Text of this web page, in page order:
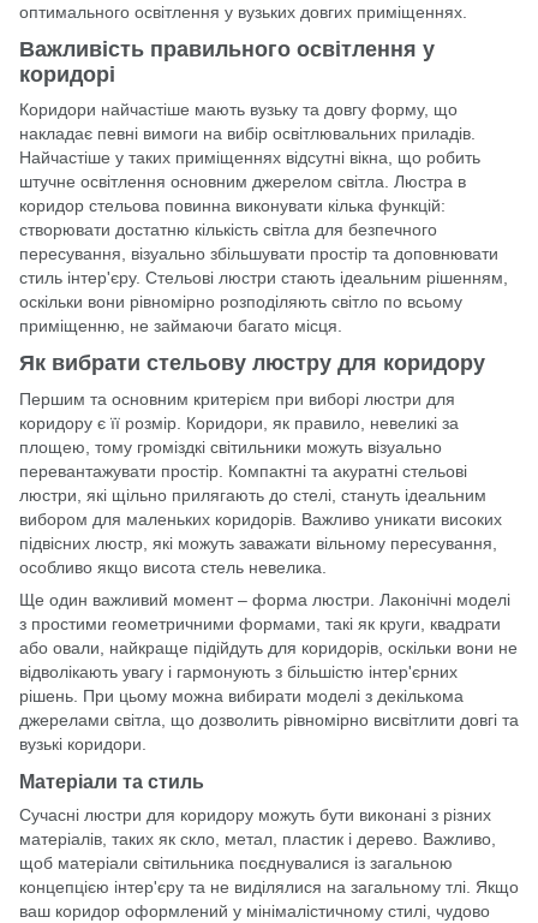
оптимального освітлення у вузьких довгих приміщеннях.
Важливість правильного освітлення у
коридорі
Коридори найчастіше мають вузьку та довгу форму, що
накладає певні вимоги на вибір освітлювальних приладів.
Найчастіше у таких приміщеннях відсутні вікна, що робить
штучне освітлення основним джерелом світла. Люстра в
коридор стельова повинна виконувати кілька функцій:
створювати достатню кількість світла для безпечного
пересування, візуально збільшувати простір та доповнювати
стиль інтер'єру. Стельові люстри стають ідеальним рішенням,
оскільки вони рівномірно розподіляють світло по всьому
приміщенню, не займаючи багато місця.
Як вибрати стельову люстру для коридору
Першим та основним критерієм при виборі люстри для
коридору є її розмір. Коридори, як правило, невеликі за
площею, тому громіздкі світильники можуть візуально
перевантажувати простір. Компактні та акуратні стельові
люстри, які щільно прилягають до стелі, стануть ідеальним
вибором для маленьких коридорів. Важливо уникати високих
підвісних люстр, які можуть заважати вільному пересування,
особливо якщо висота стель невелика.
Ще один важливий момент – форма люстри. Лаконічні моделі
з простими геометричними формами, такі як круги, квадрати
або овали, найкраще підійдуть для коридорів, оскільки вони не
відволікають увагу і гармонують з більшістю інтер'єрних
рішень. При цьому можна вибирати моделі з декількома
джерелами світла, що дозволить рівномірно висвітлити довгі та
вузькі коридори.
Матеріали та стиль
Сучасні люстри для коридору можуть бути виконані з різних
матеріалів, таких як скло, метал, пластик і дерево. Важливо,
щоб матеріали світильника поєднувалися із загальною
концепцією інтер'єру та не виділялися на загальному тлі. Якщо
ваш коридор оформлений у мінімалістичному стилі, чудово